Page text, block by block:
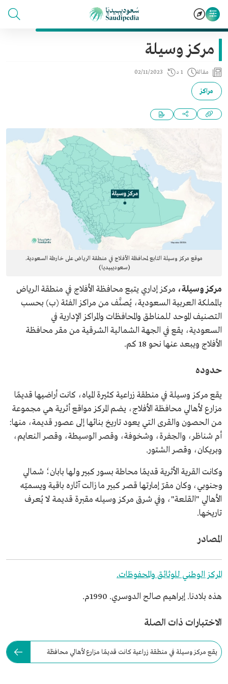
مركز وسيلة
مقالة 1 د 02/11/2023
مراكز
موقع مركز وسيلة التابع لمحافظة الأفلاج في منطقة الرياض على خارطة السعودية.
(سعوديبيديا)
مركز وسيلة، مركز إداري يتبع محافظة الأفلاج في منطقة الرياض
بالمملكة العربية السعودية، يُصنَّف من مراكز الفئة (ب) بحسب
التصنيف الموحد للمناطق والمحافظات والمراكز الإدارية في
السعودية، يقع في الجهة الشمالية الشرقية من مقر محافظة
الأفلاج ويبعد عنها نحو 18 كم.
حدوده
يقع مركز وسيلة في منطقة زراعية كثيرة المياه، كانت أراضيها قديمًا
مزارع لأهالي محافظة الأفلاج، يضم المركز مواقع أثرية هي مجموعة
من الحصون والقرى التي يعود تاريخ بنائها إلى عصور قديمة، منها:
أم شناظر، والجفرة، وشخوفة، وقصر الوسيطة، وقصر النعايم،
وبريكان، وقصر الشتور.
وكانت القرية الأثرية قديمًا محاطة بسور كبير ولها بابان؛ شمالي
وجنوبي، وكان مقرّ إمارتها قصر كبير ما زالت آثاره باقية ويسميّه
الأهالي "القلعة"، وفي شرق مركز وسيله مقبرة قديمة لا يُعرف
تاريخها.
المصادر
المركز الوطني للوثائق والمحفوظات.
هذه بلادنا. إبراهيم صالح الدوسري. 1990م.
الاختبارات ذات الصلة
يقع مركز وسيلة في منطقة زراعية كانت قديمًا مزارع لأهالي محافظة